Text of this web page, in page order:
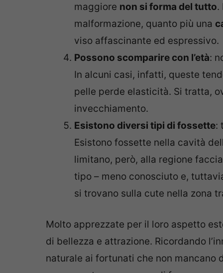
maggiore non si forma del tutto.
malformazione, quanto più una
viso affascinante ed espressivo.
Possono scomparire con l’età:
In alcuni casi, infatti, queste
pelle perde elasticità. Si tratta,
invecchiamento.
Esistono diversi tipi di fossette:
Esistono fossette nella cavità
limitano, però, alla regione
tipo – meno conosciuto e,
si trovano sulla cute nella zona
Molto apprezzate per il loro aspetto
di bellezza e attrazione. Ricordando
naturale ai fortunati che non mancano